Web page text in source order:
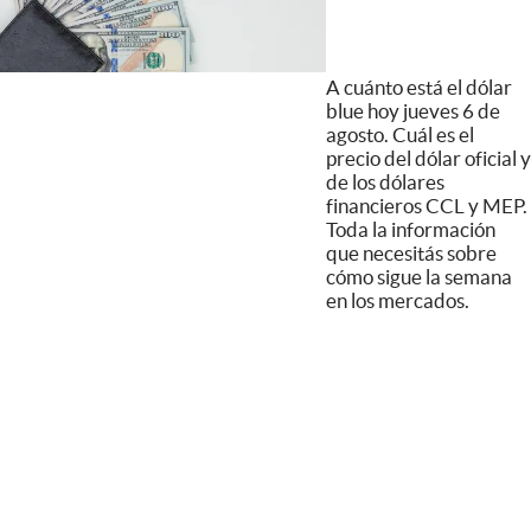
A cuánto está el dólar
blue hoy jueves 6 de
agosto. Cuál es el
precio del dólar oficial y
de los dólares
financieros CCL y MEP.
Toda la información
que necesitás sobre
cómo sigue la semana
en los mercados.